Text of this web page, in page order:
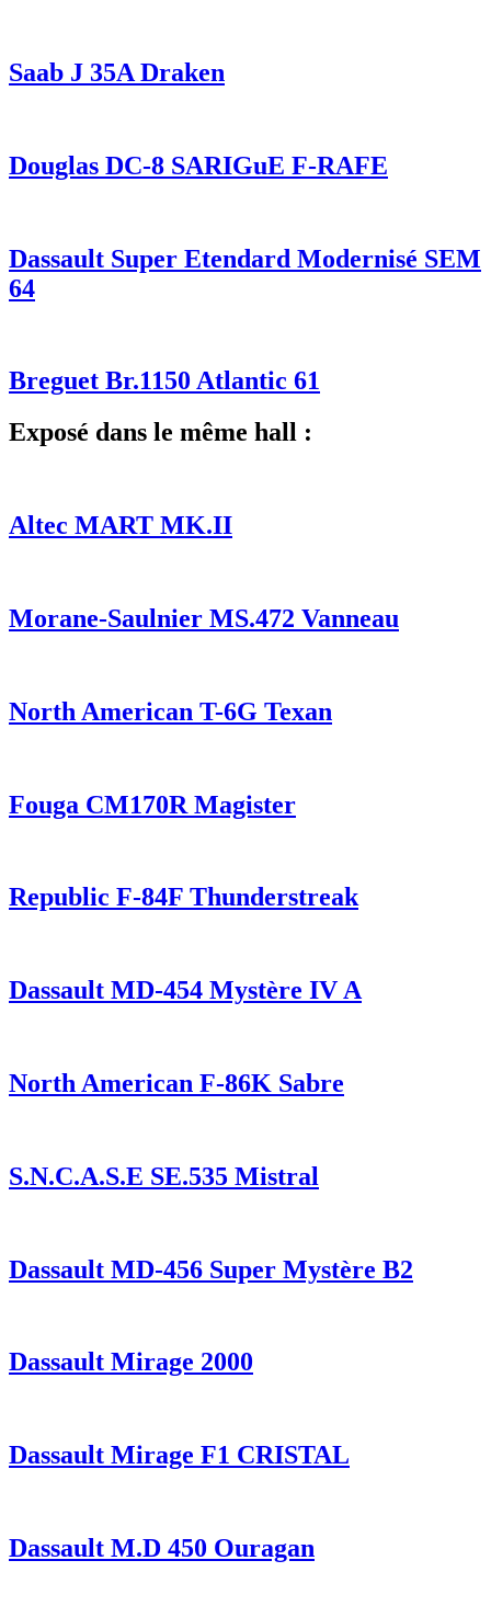
Saab J 35A Draken
Douglas DC-8 SARIGuE F-RAFE
Dassault Super Etendard Modernisé SEM
64
Breguet Br.1150 Atlantic 61
Exposé dans le même hall :
Altec MART MK.II
Morane-Saulnier MS.472 Vanneau
North American T-6G Texan
Fouga CM170R Magister
Republic F-84F Thunderstreak
Dassault MD-454 Mystère IV A
North American F-86K Sabre
S.N.C.A.S.E SE.535 Mistral
Dassault MD-456 Super Mystère B2
Dassault Mirage 2000
Dassault Mirage F1 CRISTAL
Dassault M.D 450 Ouragan